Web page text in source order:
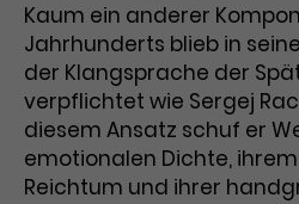
Anbieter Google
Laufzeit 1 Minute
Das ist ein von
gesetztes
Daten werden
Laufzeit 3 Monate
Zweck
Dieses Cookie
Remarketing-
bereitzustellen.
Kaum ein anderer
Jahrhunderts blieb in
der Klangsprache der
verpflichtet wie Sergej
diesem Ansatz schuf er
emotionalen Dichte,
Reichtum und ihrer